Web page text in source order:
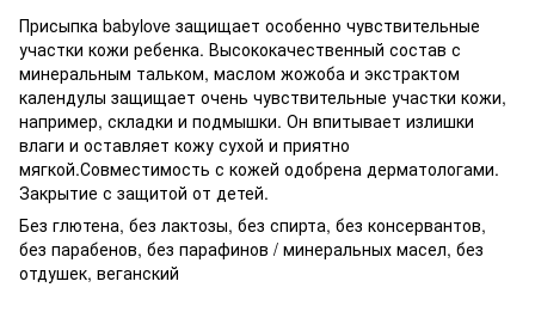
Присыпка babylove защищает особенно чувствительные
участки кожи ребенка. Высококачественный состав с
минеральным тальком, маслом жожоба и экстрактом
календулы защищает очень чувствительные участки кожи,
например, складки и подмышки. Он впитывает излишки
влаги и оставляет кожу сухой и приятно
мягкой.Совместимость с кожей одобрена дерматологами.
Закрытие с защитой от детей.
Без глютена, без лактозы, без спирта, без консервантов,
без парабенов, без парафинов / минеральных масел, без
отдушек, веганский